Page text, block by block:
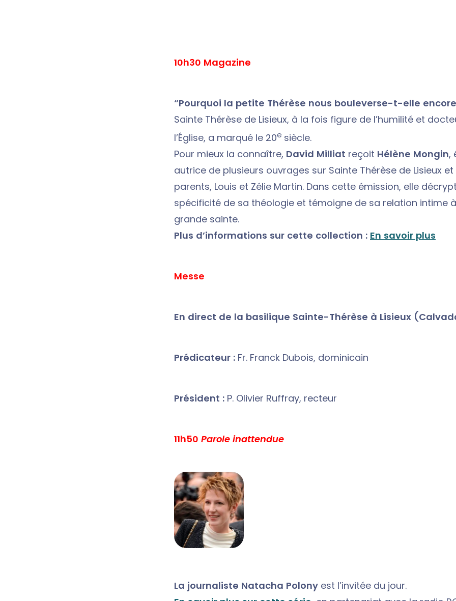
10h30 Magazine
“Pourquoi la petite Thérèse nous bouleverse-t-elle
Sainte Thérèse de Lisieux, à la fois figure de l’humilité et
l’Église, a marqué le 20e siècle.
Pour mieux la connaître, David Milliat reçoit Hélène Mongin,
autrice de plusieurs ouvrages sur Sainte Thérèse de Lisieux et
parents, Louis et Zélie Martin. Dans cette émission, elle
spécificité de sa théologie et témoigne de sa relation intime
grande sainte.
Plus d’informations sur cette collection : En savoir plus
Messe
En direct de la basilique Sainte-Thérèse à Lisieux
Prédicateur : Fr. Franck Dubois, dominicain
Président : P. Olivier Ruffray, recteur
11h50 Parole inattendue
La journaliste Natacha Polony est l’invitée du jour.